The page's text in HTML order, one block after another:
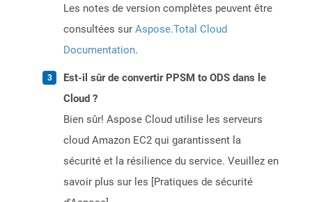
Les notes de version complètes peuvent être
consultées sur Aspose.Total Cloud
Documentation.
Est-il sûr de convertir PPSM to ODS dans le
Cloud ?
Bien sûr! Aspose Cloud utilise les serveurs
cloud Amazon EC2 qui garantissent la
sécurité et la résilience du service. Veuillez en
savoir plus sur les [Pratiques de sécurité